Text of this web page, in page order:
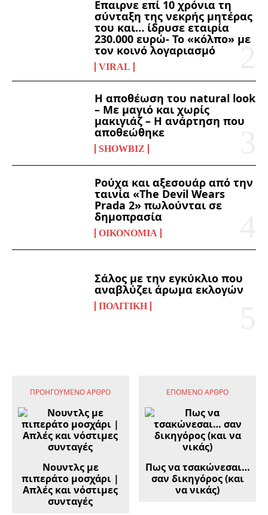
Επαιρνε επί 10 χρόνια τη
σύνταξη της νεκρής μητέρας
του και… ίδρυσε εταιρία
230.000 ευρώ- Το «κόλπο» με
τον κοινό λογαριασμό
VIRAL
Η αποθέωση του natural look
– Με μαγιό και χωρίς
μακιγιάζ – Η ανάρτηση που
αποθεώθηκε
SHOWBIZ
Ρούχα και αξεσουάρ από την
ταινία «The Devil Wears
Prada 2» πωλούνται σε
δημοπρασία
ΟΙΚΟΝΟΜΊΑ
Σάλος με την εγκύκλιο που
αναβλύζει άρωμα εκλογών
ΠΟΛΙΤΙΚΉ
ΠΡΟΗΓΟΎΜΕΝΟ ΆΡΘΡΟ
Νουντλς με
πιπεράτο μοσχάρι |
Απλές και νόστιμες
συνταγές
ΕΠΌΜΕΝΟ ΆΡΘΡΟ
Πως να τσακώνεσαι…
σαν δικηγόρος (και
να νικάς)